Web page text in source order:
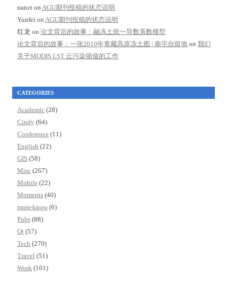
nanzt on AGU期刊投稿的状态说明
Yunfei on AGU期刊投稿的状态说明
红龙 on 论文背后的故事：融冻土统一导数系数模型
论文背后的故事：一张2010年青藏高原冻土图 | 南宅自留地 on 我们
关于MODIS LST 云污染插值的工作
CATEGORIES
Academic (28)
Cindy (64)
Conference (11)
English (22)
GIS (58)
Misc (267)
Mobile (22)
Moments (40)
must-know (6)
Pubs (88)
Qt (57)
Tech (270)
Travel (51)
Work (101)